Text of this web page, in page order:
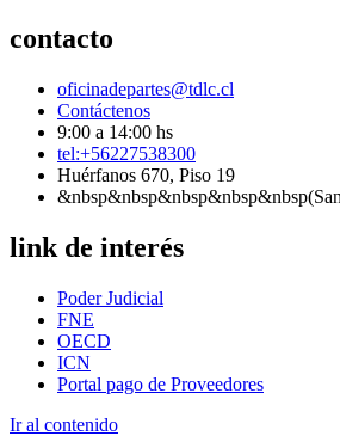
contacto
oficinadepartes@tdlc.cl
Contáctenos
9:00 a 14:00 hs
tel:+56227538300
Huérfanos 670, Piso 19
link de interés
Poder Judicial
FNE
OECD
ICN
Portal pago de Proveedores
Ir al contenido